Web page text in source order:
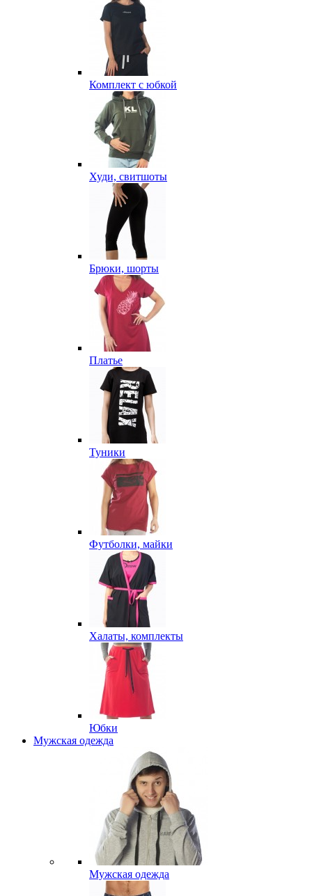
Комплект с юбкой
Худи, свитшоты
Брюки, шорты
Платье
Туники
Футболки, майки
Халаты, комплекты
Юбки
Мужская одежда
Мужская одежда